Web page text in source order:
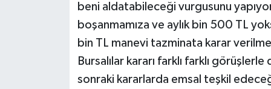
beni aldatabileceği vurgusunu
boşanmamıza ve aylık bin 500 TL
bin TL manevi tazminata karar
Bursalılar kararı farklı farklı
sonraki kararlarda emsal teşkil